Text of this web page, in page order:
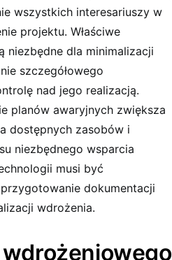
wszystkich interesariuszy w
projektu. Właściwe
niezbędne dla minimalizacji
szczegółowego
nad jego realizacją.
planów awaryjnych zwiększa
dostępnych zasobów i
niezbędnego wsparcia
musi być
dokumentacji
wdrożenia.